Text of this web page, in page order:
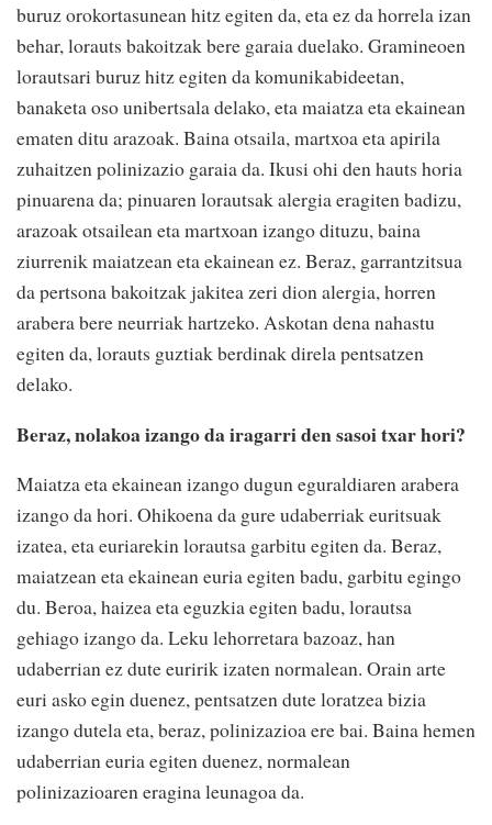
buruz orokortasunean hitz egiten da, eta ez da horrela izan
behar, lorauts bakoitzak bere garaia duelako. Gramineoen
lorautsari buruz hitz egiten da komunikabideetan,
banaketa oso unibertsala delako, eta maiatza eta ekainean
ematen ditu arazoak. Baina otsaila, martxoa eta apirila
zuhaitzen polinizazio garaia da. Ikusi ohi den hauts horia
pinuarena da; pinuaren lorautsak alergia eragiten badizu,
arazoak otsailean eta martxoan izango dituzu, baina
ziurrenik maiatzean eta ekainean ez. Beraz, garrantzitsua
da pertsona bakoitzak jakitea zeri dion alergia, horren
arabera bere neurriak hartzeko. Askotan dena nahastu
egiten da, lorauts guztiak berdinak direla pentsatzen
delako.
Beraz, nolakoa izango da iragarri den sasoi txar hori?
Maiatza eta ekainean izango dugun eguraldiaren arabera
izango da hori. Ohikoena da gure udaberriak euritsuak
izatea, eta euriarekin lorautsa garbitu egiten da. Beraz,
maiatzean eta ekainean euria egiten badu, garbitu egingo
du. Beroa, haizea eta eguzkia egiten badu, lorautsa
gehiago izango da. Leku lehorretara bazoaz, han
udaberrian ez dute euririk izaten normalean. Orain arte
euri asko egin duenez, pentsatzen dute loratzea bizia
izango dutela eta, beraz, polinizazioa ere bai. Baina hemen
udaberrian euria egiten duenez, normalean
polinizazioaren eragina leunagoa da.